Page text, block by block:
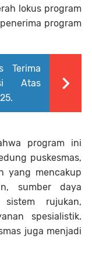
lokus program
program
Terima
Atas
program ini
puskesmas,
yang mencakup
sumber daya
rujukan,
spesialistik.
juga menjadi